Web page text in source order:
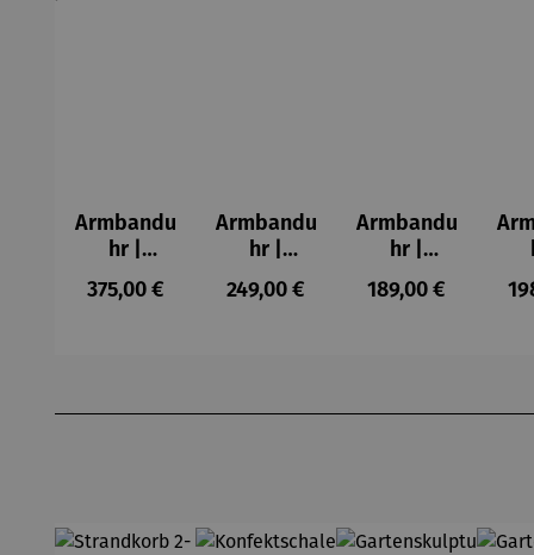
Armbandu
hr |
Chronogra
ph –
Regulärer Preis:
375,00 €
Armbandu
hr |
Walnussh
olz –
Regulärer Preis:
249,00 €
Armbandu
hr |
Lederarm
band –
Regulärer Preis:
189,00 €